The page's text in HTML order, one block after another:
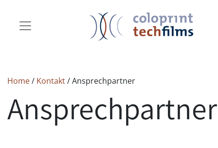
Home/ Kontakt/ Ansprechpartner
Ansprechpartner